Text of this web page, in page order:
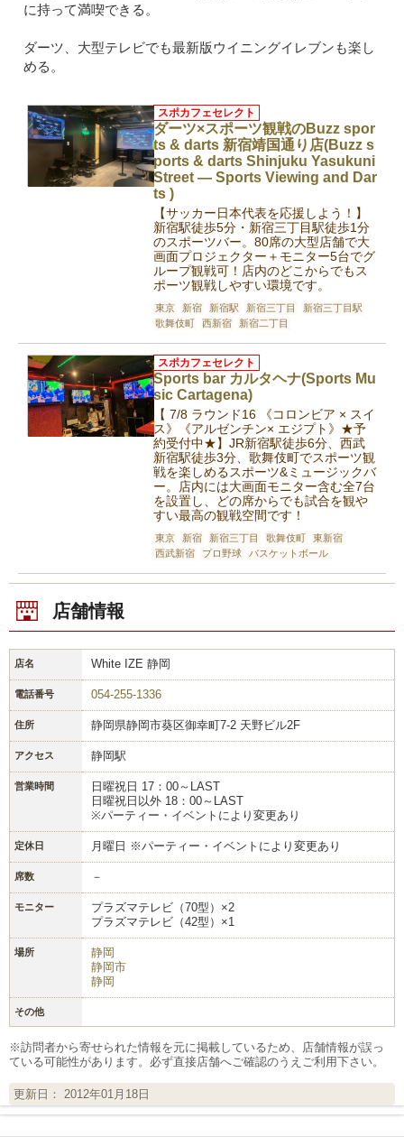
に持って満喫できる。
ダーツ、大型テレビでも最新版ウイニングイレブンも楽し
める。
ダーツ×スポーツ観戦のBuzz spor
ts & darts 新宿靖国通り店(Buzz s
ports & darts Shinjuku Yasukuni
Street — Sports Viewing and Dar
ts )
スポカフェセレクト
【サッカー日本代表を応援しよう！】
新宿駅徒歩5分・新宿三丁目駅徒歩1分
のスポーツバー。80席の大型店舗で大
画面プロジェクター＋モニター5台でグ
ループ観戦可！店内のどこからでもス
ポーツ観戦しやすい環境です。
東京 新宿 新宿駅 新宿三丁目
新宿三丁目駅
歌舞伎町
西新宿 新宿二丁目
Sports bar カルタヘナ(Sports Mu
sic Cartagena)
スポカフェセレクト
【 7/8 ラウンド16 《コロンビア × スイ
ス》《アルゼンチン× エジプト》★予
約受付中★】JR新宿駅徒歩6分、西武
新宿駅徒歩3分、歌舞伎町でスポーツ観
戦を楽しめるスポーツ&ミュージックバ
ー。店内には大画面モニター含む全7台
を設置し、どの席からでも試合を観や
すい最高の観戦空間です！
東京 新宿 新宿三丁目 歌舞伎町
東新宿
西武新宿
プロ野球 バスケットボール
店舗情報
店名 White IZE 静岡
電話番号 054-255-1336
住所 静岡県静岡市葵区御幸町7-2 天野ビル2F
アクセス 静岡駅
営業時間
日曜祝日 17：00～LAST
日曜祝日以外 18：00～LAST
※パーティー・イベントにより変更あり
定休日 月曜日 ※パーティー・イベントにより変更あり
席数 －
モニター
プラズマテレビ（70型）×2
プラズマテレビ（42型）×1
場所
静岡
静岡市
静岡
その他
※訪問者から寄せられた情報を元に掲載しているため、店舗情報が誤っ
ている可能性があります。必ず直接店舗へご確認のうえご利用下さい。
更新日： 2012年01月18日